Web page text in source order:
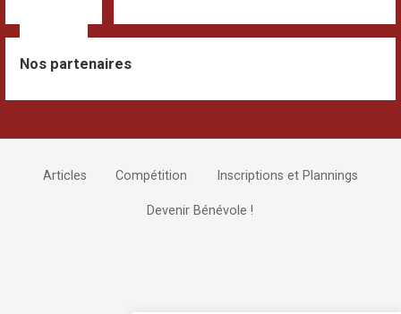
Nos partenaires
Articles Compétition Inscriptions et Plannings
Devenir Bénévole !